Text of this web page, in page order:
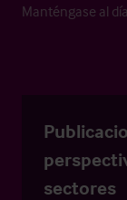
Manténgase al
sectores